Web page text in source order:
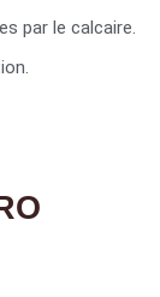
par le calcaire.